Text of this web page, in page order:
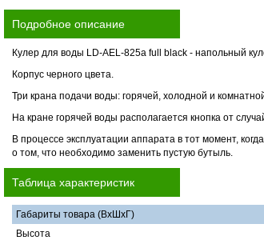
Подробное описание
Кулер для воды LD-AEL-825a full black - напольный
Корпус черного цвета.
Три крана подачи воды: горячей, холодной и
На кране горячей воды располагается кнопка от
В процессе эксплуатации аппарата в тот момент,
о том, что необходимо заменить пустую бутыль.
Таблица характеристик
Габариты товара (ВхШхГ)
Высота